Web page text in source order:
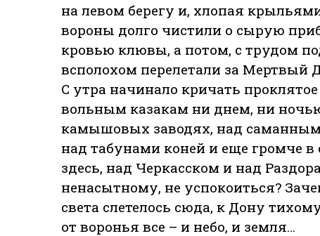
на левом берегу и, хлопая
вороны долго чистили о сырую
кровью клювы, а потом, с трудом
всполохом перелетали за Мертвый
С утра начинало кричать
вольным казакам ни днем, ни
камышовых заводях, над
над табунами коней и еще громче
здесь, над Черкасском и над
ненасытному, не успокоиться?
света слетелось сюда, к Дону
от воронья все – и небо, и земля…